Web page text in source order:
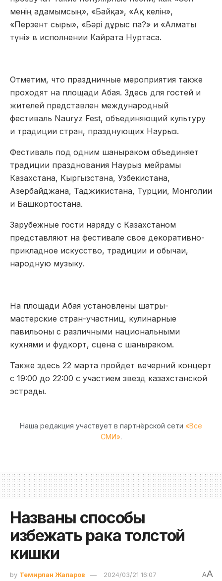
менің адамымсың», «Байқа», «Ақ келін»,
«Перзент сыры», «Бәрі дұрыс па?» и «Алматы
түні» в исполнении Кайрата Нуртаса.
Отметим, что праздничные мероприятия также
проходят на площади Абая. Здесь для гостей и
жителей представлен международный
фестиваль Nauryz Fest, объединяющий культуру
и традиции стран, празднующих Наурыз.
Фестиваль под одним шаныраком объединяет
традиции празднования Наурыз мейрамы
Казахстана, Кыргызстана, Узбекистана,
Азербайджана, Таджикистана, Турции, Монголии
и Башкортостана.
Зарубежные гости наряду с Казахстаном
представляют на фестивале свое декоративно-
прикладное искусство, традиции и обычаи,
народную музыку.
На площади Абая установлены шатры-
мастерские стран-участниц, кулинарные
павильоны с различными национальными
кухнями и фудкорт, сцена с шаныраком.
Также здесь 22 марта пройдет вечерний концерт
с 19:00 до 22:00 с участием звезд казахстанской
эстрады.
Наша редакция участвует в партнёрской сети «Все
СМИ».
Названы способы
избежать рака толстой
кишки
by Темирлан Жапаров 2024/03/21 16:07 AA